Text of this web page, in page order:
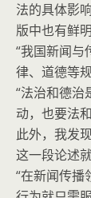
法的具体影
版中也有鲜
“我国新闻与
律、道德等
“法治和德治
动，也要法
此外，我发
这一段论述
“在新闻传播